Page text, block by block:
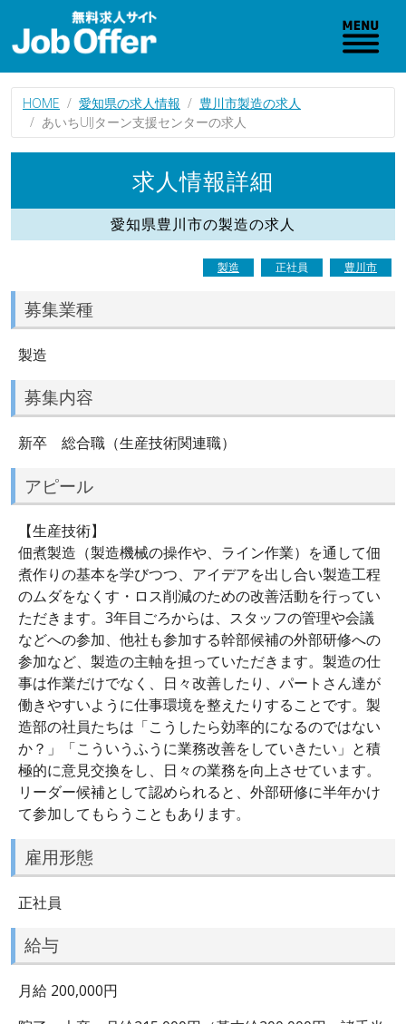
HOME 愛知県の求人情報
豊川市製造の求人
あいちUIJターン支援センターの求人
求人情報詳細
愛知県豊川市の製造の求人
製造 正社員 豊川市
募集業種
製造
募集内容
新卒 総合職（生産技術関連職）
アピール
【生産技術】
佃煮製造（製造機械の操作や、ライン作業）を通して佃
煮作りの基本を学びつつ、アイデアを出し合い製造工程
のムダをなくす・ロス削減のための改善活動を行ってい
ただきます。3年目ごろからは、スタッフの管理や会議
などへの参加、他社も参加する幹部候補の外部研修への
参加など、製造の主軸を担っていただきます。製造の仕
事は作業だけでなく、日々改善したり、パートさん達が
働きやすいように仕事環境を整えたりすることです。製
造部の社員たちは「こうしたら効率的になるのではない
か？」「こういうふうに業務改善をしていきたい」と積
極的に意見交換をし、日々の業務を向上させています。
リーダー候補として認められると、外部研修に半年かけ
て参加してもらうこともあります。
雇用形態
正社員
給与
月給 200,000円